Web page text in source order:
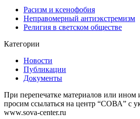
Расизм и ксенофобия
Неправомерный антиэкстремизм
Религия в светском обществе
Категории
Новости
Публикации
Документы
При перепечатке материалов или ином
просим ссылаться на центр “СОВА” с
www.sova-center.ru